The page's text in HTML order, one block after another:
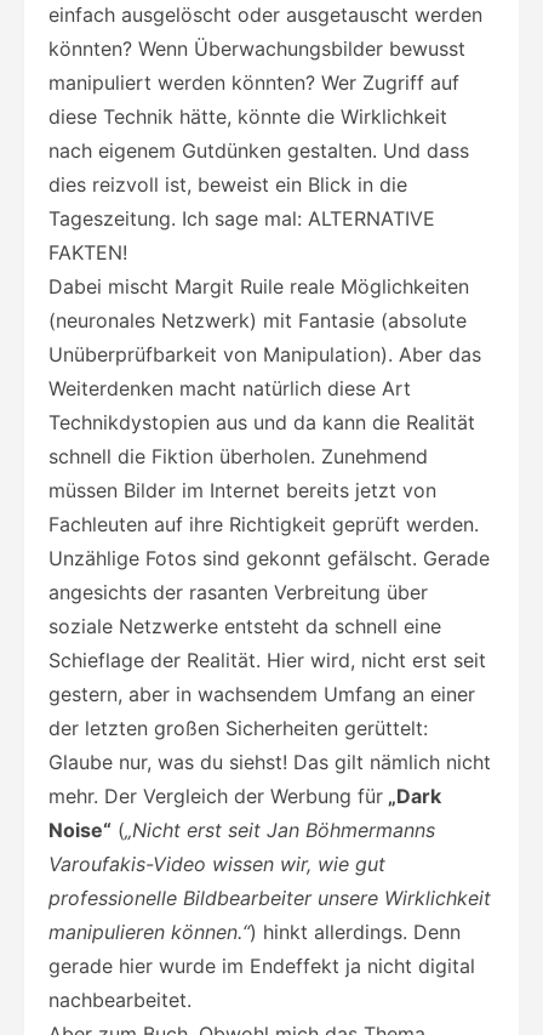
einfach ausgelöscht oder ausgetauscht werden
könnten? Wenn Überwachungsbilder bewusst
manipuliert werden könnten? Wer Zugriff auf
diese Technik hätte, könnte die Wirklichkeit
nach eigenem Gutdünken gestalten. Und dass
dies reizvoll ist, beweist ein Blick in die
Tageszeitung. Ich sage mal: ALTERNATIVE
FAKTEN!
Dabei mischt Margit Ruile reale Möglichkeiten
(neuronales Netzwerk) mit Fantasie (absolute
Unüberprüfbarkeit von Manipulation). Aber das
Weiterdenken macht natürlich diese Art
Technikdystopien aus und da kann die Realität
schnell die Fiktion überholen. Zunehmend
müssen Bilder im Internet bereits jetzt von
Fachleuten auf ihre Richtigkeit geprüft werden.
Unzählige Fotos sind gekonnt gefälscht. Gerade
angesichts der rasanten Verbreitung über
soziale Netzwerke entsteht da schnell eine
Schieflage der Realität. Hier wird, nicht erst seit
gestern, aber in wachsendem Umfang an einer
der letzten großen Sicherheiten gerüttelt:
Glaube nur, was du siehst! Das gilt nämlich nicht
mehr. Der Vergleich der Werbung für „Dark
Noise“ („Nicht erst seit Jan Böhmermanns
Varoufakis-Video wissen wir, wie gut
professionelle Bildbearbeiter unsere Wirklichkeit
manipulieren können.“) hinkt allerdings. Denn
gerade hier wurde im Endeffekt ja nicht digital
nachbearbeitet.